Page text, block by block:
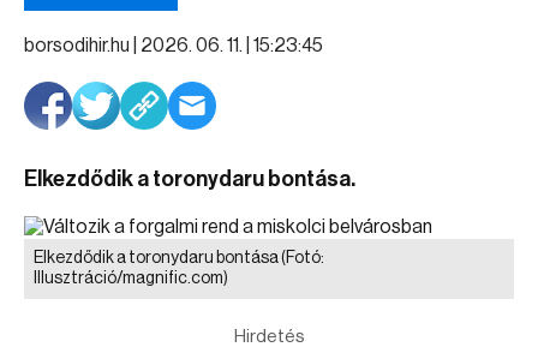
borsodihir.hu | 2026. 06. 11. | 15:23:45
Elkezdődik a toronydaru bontása.
Elkezdődik a toronydaru bontása(Fotó:
Illusztráció/magnific.com)
Hirdetés